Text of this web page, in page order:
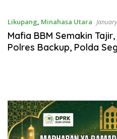
Likupang, Minahasa Utara
Mafia BBM Semakin
Polres Backup, Polda